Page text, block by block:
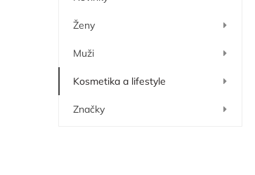
l
Ženy
Muži
Kosmetika a lifestyle
Značky